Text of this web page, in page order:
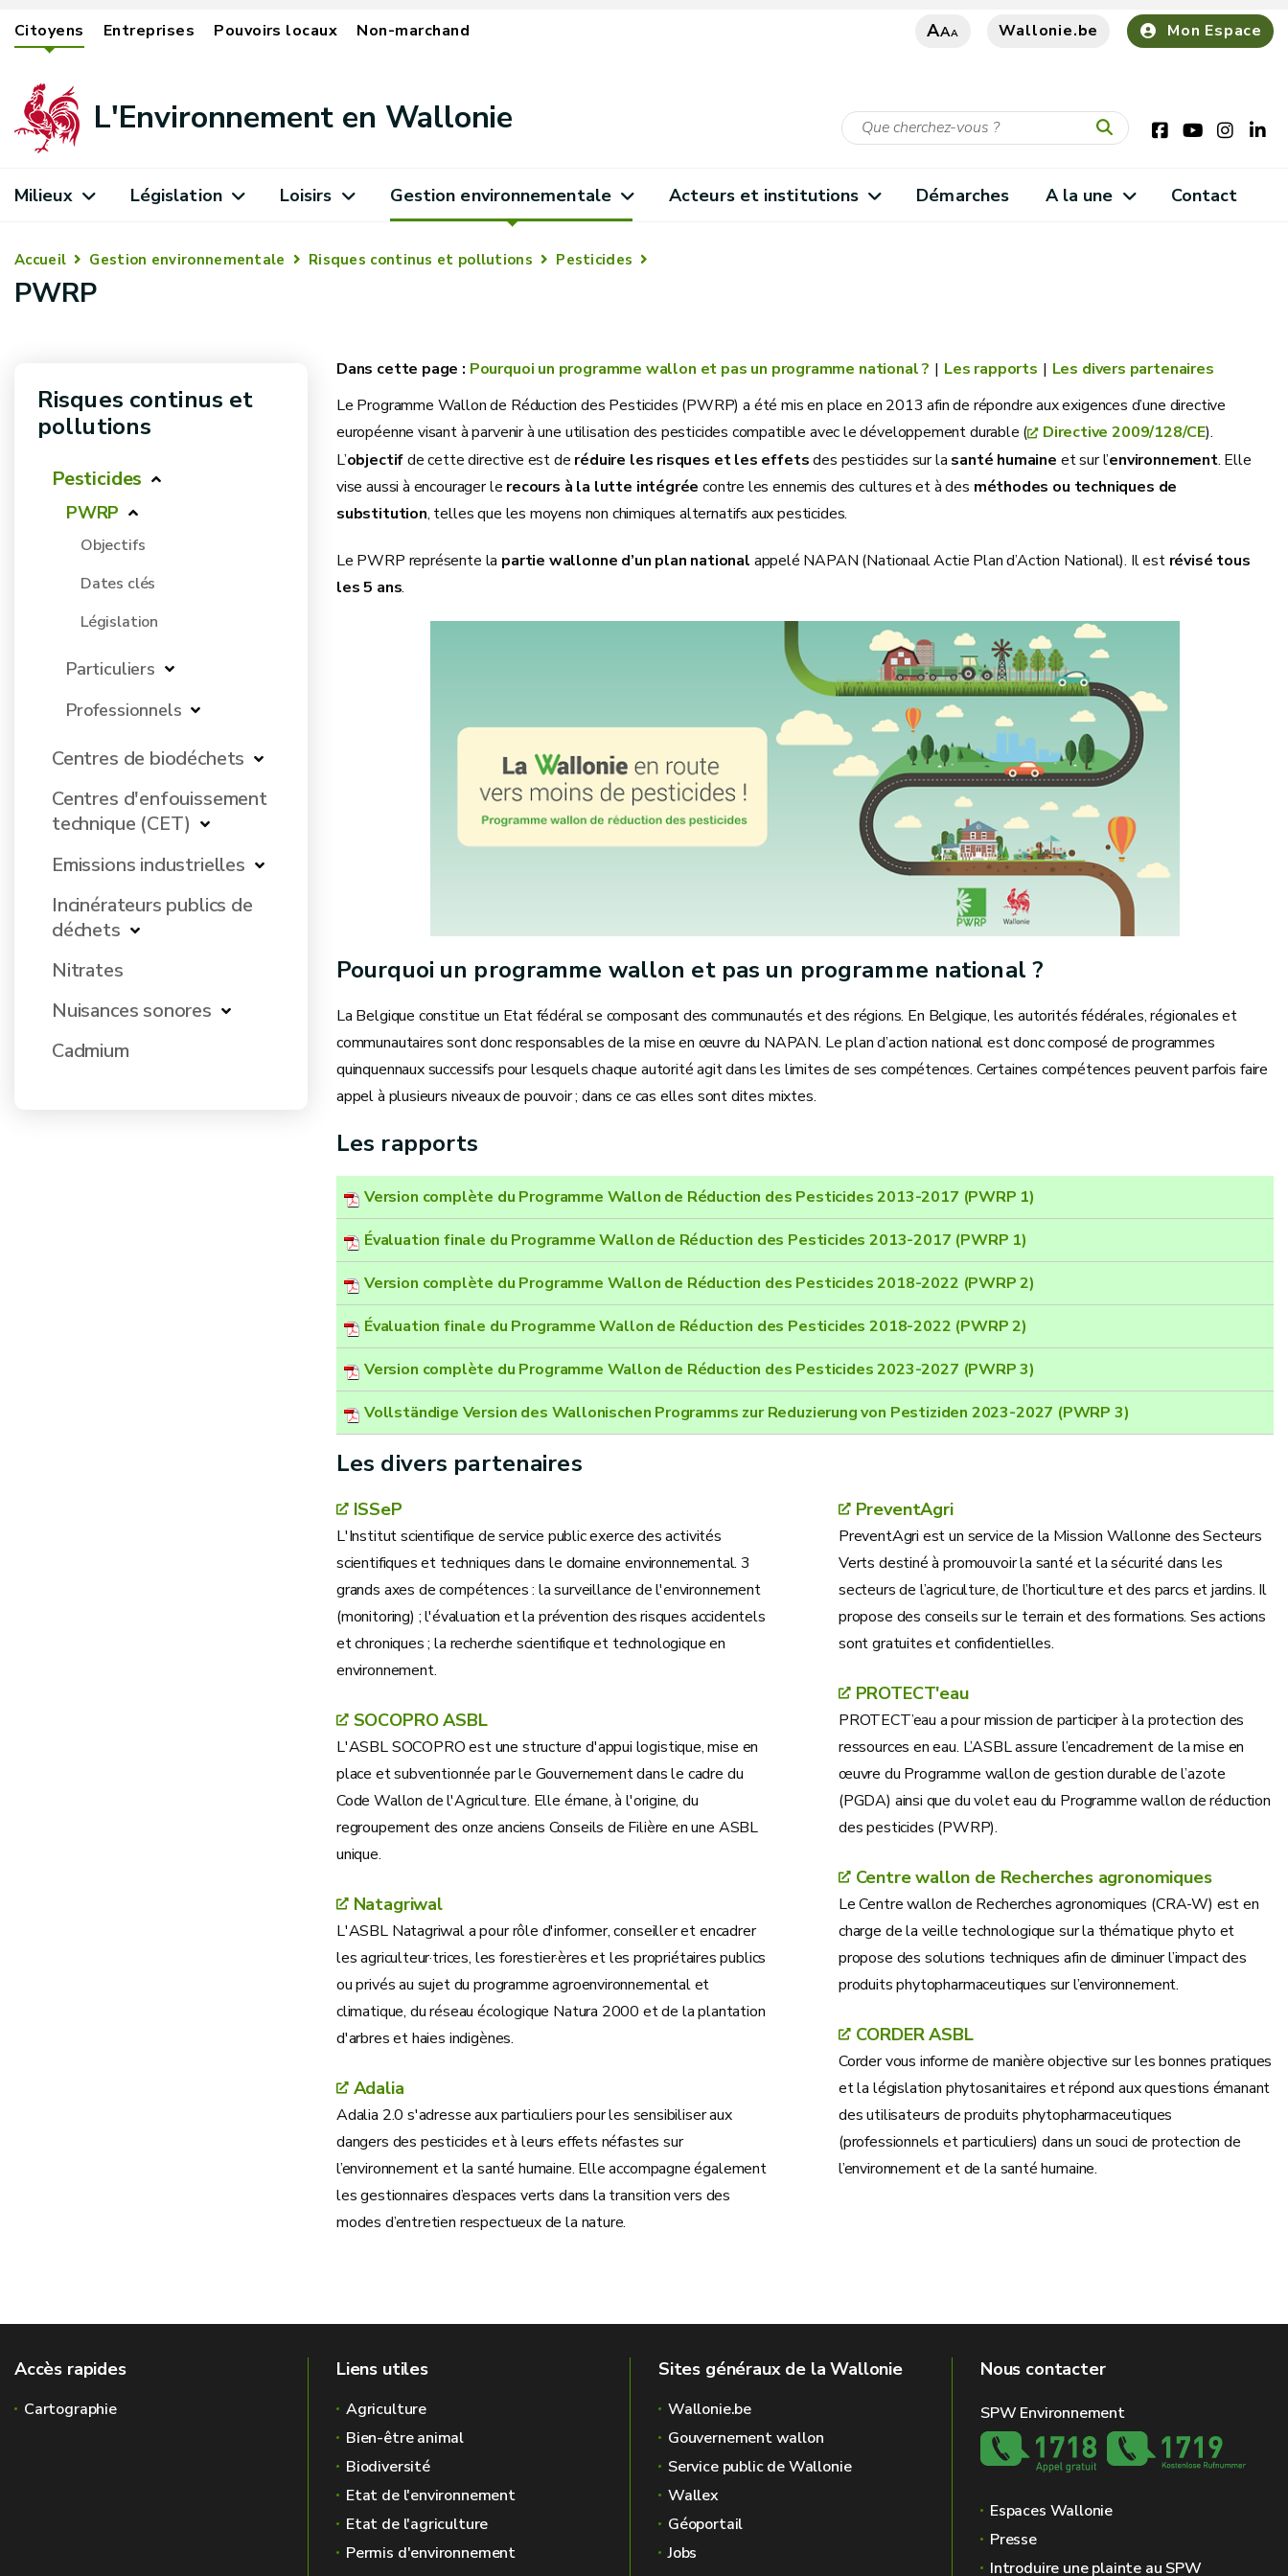
Citoyens Entreprises Pouvoirs locaux Non-marchand AAA Wallonie.be Mon Espace
L'Environnement en Wallonie
Milieux Législation Loisirs Gestion environnementale Acteurs et institutions Démarches A la une Contact
Accueil Gestion environnementale Risques continus et pollutions Pesticides
PWRP
Risques continus et
pollutions
Pesticides
PWRP
Objectifs
Dates clés
Législation
Particuliers
Professionnels
Centres de biodéchets
Centres d'enfouissement
technique (CET)
Emissions industrielles
Incinérateurs publics de
déchets
Nitrates
Nuisances sonores
Cadmium
Pourquoi un programme wallon et pas un programme national ? Les rapports
Les divers partenaires
Le Programme Wallon de Réduction des Pesticides (PWRP) a été mis en place en 2013 afin de répondre aux exigences d’une directive
européenne visant à parvenir à une utilisation des pesticides compatible avec le développement durable (
Directive 2009/128/CE).
L’objectifde cette directive est de réduire les risques et les effetsdes pesticides sur la santé humaine et sur l’environnement. Elle
vise aussi à encourager le recours à la lutte intégrée contre les ennemis des cultures et à des méthodes ou techniques de
substitution, telles que les moyens non chimiques alternatifs aux pesticides.
Le PWRP représente la partie wallonne d’un plan national appelé NAPAN (Nationaal Actie Plan d’Action National). Il est révisé tous
les 5 ans.
Pourquoi un programme wallon et pas un programme national ?
La Belgique constitue un Etat fédéral se composant des communautés et des régions. En Belgique, les autorités fédérales, régionales et
communautaires sont donc responsables de la mise en œuvre du NAPAN. Le plan d’action national est donc composé de programmes
quinquennaux successifs pour lesquels chaque autorité agit dans les limites de ses compétences. Certaines compétences peuvent parfois faire
appel à plusieurs niveaux de pouvoir ; dans ce cas elles sont dites mixtes.
Les rapports
Version complète du Programme Wallon de Réduction des Pesticides 2013-2017 (PWRP 1)
Évaluation finale du Programme Wallon de Réduction des Pesticides 2013-2017 (PWRP 1)
Version complète du Programme Wallon de Réduction des Pesticides 2018-2022 (PWRP 2)
Évaluation finale du Programme Wallon de Réduction des Pesticides 2018-2022 (PWRP 2)
Version complète du Programme Wallon de Réduction des Pesticides 2023-2027 (PWRP 3)
Vollständige Version des Wallonischen Programms zur Reduzierung von Pestiziden 2023-2027 (PWRP 3)
Les divers partenaires
ISSeP
L'Institut scientifique de service public exerce des activités
scientifiques et techniques dans le domaine environnemental. 3
grands axes de compétences : la surveillance de l'environnement
(monitoring) ; l'évaluation et la prévention des risques accidentels
et chroniques ; la recherche scientifique et technologique en
environnement.
SOCOPRO ASBL
L'ASBL SOCOPRO est une structure d'appui logistique, mise en
place et subventionnée par le Gouvernement dans le cadre du
Code Wallon de l'Agriculture. Elle émane, à l'origine, du
regroupement des onze anciens Conseils de Filière en une ASBL
unique.
Natagriwal
L'ASBL Natagriwal a pour rôle d'informer, conseiller et encadrer
les agriculteur·trices, les forestier·ères et les propriétaires publics
ou privés au sujet du programme agroenvironnemental et
climatique, du réseau écologique Natura 2000 et de la plantation
d'arbres et haies indigènes.
Adalia
Adalia 2.0 s'adresse aux particuliers pour les sensibiliser aux
dangers des pesticides et à leurs effets néfastes sur
l’environnement et la santé humaine. Elle accompagne également
les gestionnaires d’espaces verts dans la transition vers des
modes d’entretien respectueux de la nature.
PreventAgri
PreventAgri est un service de la Mission Wallonne des Secteurs
Verts destiné à promouvoir la santé et la sécurité dans les
secteurs de l’agriculture, de l’horticulture et des parcs et jardins. Il
propose des conseils sur le terrain et des formations. Ses actions
sont gratuites et confidentielles.
PROTECT'eau
PROTECT’eau a pour mission de participer à la protection des
ressources en eau. L’ASBL assure l’encadrement de la mise en
œuvre du Programme wallon de gestion durable de l’azote
(PGDA) ainsi que du volet eau du Programme wallon de réduction
des pesticides (PWRP).
Centre wallon de Recherches agronomiques
Le Centre wallon de Recherches agronomiques (CRA-W) est en
charge de la veille technologique sur la thématique phyto et
propose des solutions techniques afin de diminuer l’impact des
produits phytopharmaceutiques sur l’environnement.
CORDER ASBL
Corder vous informe de manière objective sur les bonnes pratiques
et la législation phytosanitaires et répond aux questions émanant
des utilisateurs de produits phytopharmaceutiques
(professionnels et particuliers) dans un souci de protection de
l’environnement et de la santé humaine.
Accès rapides
Cartographie
Liens utiles
Agriculture
Bien-être animal
Biodiversité
Etat de l'environnement
Etat de l'agriculture
Permis d'environnement
Sites généraux de la Wallonie
Wallonie.be
Gouvernement wallon
Service public de Wallonie
Wallex
Géoportail
Jobs
Nous contacter
SPW Environnement
Espaces Wallonie
Presse
Introduire une plainte au SPW